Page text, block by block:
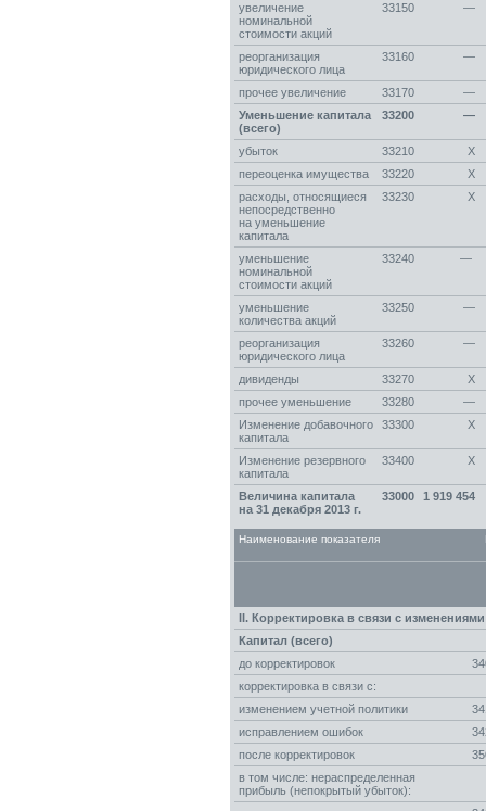
увеличение
номинальной
стоимости акций
33150 —
реорганизация
юридического лица
33160 —
прочее увеличение 33170
—
Уменьшение капитала
(всего)
33200 —
убыток 33210
Х
переоценка имущества
33220
Х
расxоды, относящиеся
непосредственно
на уменьшение
капитала
33230 Х
уменьшение
номинальной
стоимости акций
33240 —
уменьшение
количества акций
33250 —
реорганизация
юридического лица
33260 —
дивиденды 33270
Х
прочее уменьшение
33280
—
Изменение добавочного
капитала
33300 Х
Изменение резервного
капитала
33400 Х
Величина капитала
на 31 декабря 2013 г.
33000 1 919 454
Наименование показателя
II. Корректировка в связи с
Капитал (всего)
до корректировок
корректировка в связи с:
изменением учетной политики
исправлением ошибок
после корректировок
в том числе: нераспределенная
прибыль (непокрытый убыток):